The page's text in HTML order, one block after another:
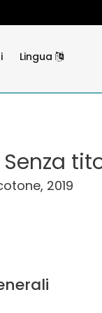
Lingua
Senza
2019